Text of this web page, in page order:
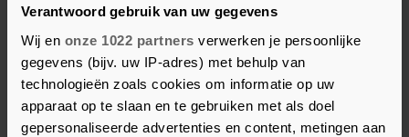
Verantwoord gebruik van uw gegevens
Wij en onze 1022 partners verwerken je persoonlijke
gegevens (bijv. uw IP-adres) met behulp van
technologieën zoals cookies om informatie op uw
apparaat op te slaan en te gebruiken met als doel
gepersonaliseerde advertenties en content, metingen aan